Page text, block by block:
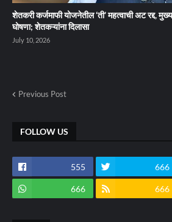
शेतकरी कर्जमाफी योजनेतील ‘ती’ महत्वाची अट रद्द,
घोषणा; शेतकऱ्यांना दिलासा
July 10, 2026
Previous Post
FOLLOW US
555 666
666 666